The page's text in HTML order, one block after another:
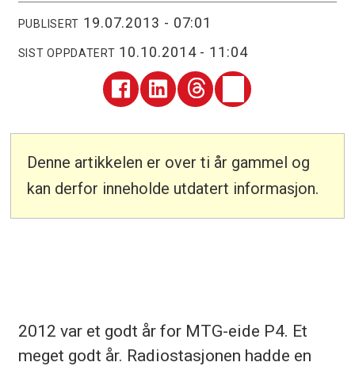
PUBLISERT 19.07.2013 - 07:01
SIST OPPDATERT 10.10.2014 - 11:04
Denne artikkelen er over ti år gammel og
kan derfor inneholde utdatert informasjon.
2012 var et godt år for MTG-eide P4. Et
meget godt år. Radiostasjonen hadde en